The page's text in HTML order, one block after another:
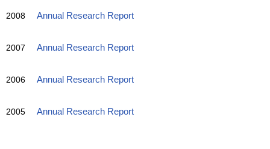
2008 Annual Research Report
2007 Annual Research Report
2006 Annual Research Report
2005 Annual Research Report